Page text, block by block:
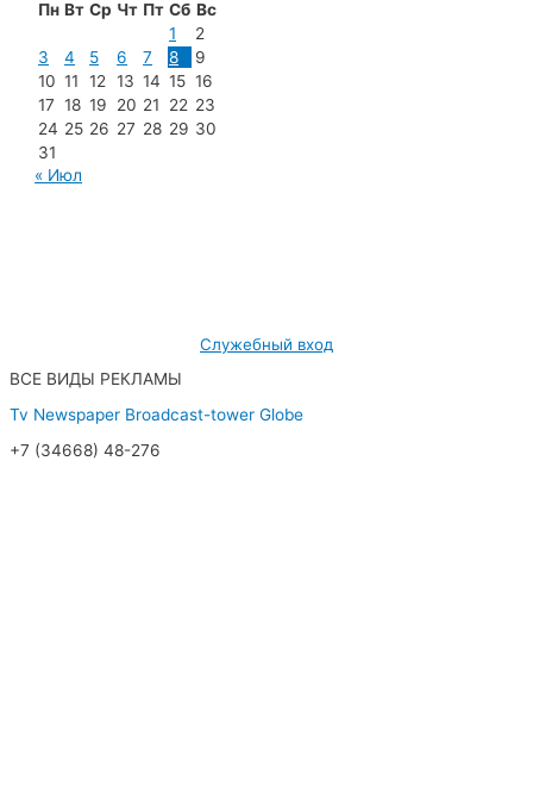
Пн Вт Ср Чт Пт Сб Вс
1
2
3
4 5 6 7 8
9
10 11 12 13 14 15 16
17 18 19 20 21 22 23
24 25 26 27 28 29 30
31
« Июл
Служебный вход
ВСЕ ВИДЫ РЕКЛАМЫ
Tv Newspaper Broadcast-tower Globe
+7 (34668) 48-276